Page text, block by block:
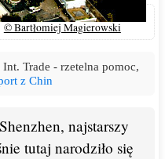
© Bartłomiej Magierowski
Trade - rzetelna pomoc,
z Chin
najstarszy
tutaj narodziło się